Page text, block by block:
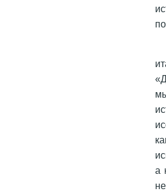
а